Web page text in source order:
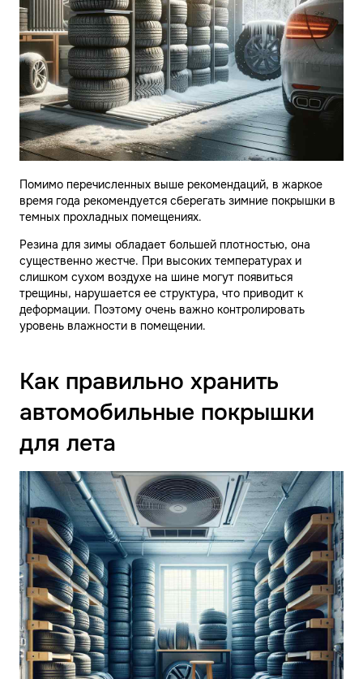
Помимо перечисленных выше рекомендаций, в жаркое
время года рекомендуется сберегать зимние покрышки в
темных прохладных помещениях.
Резина для зимы обладает большей плотностью, она
существенно жестче. При высоких температурах и
слишком сухом воздухе на шине могут появиться
трещины, нарушается ее структура, что приводит к
деформации. Поэтому очень важно контролировать
уровень влажности в помещении.
Как правильно хранить
автомобильные покрышки
для лета